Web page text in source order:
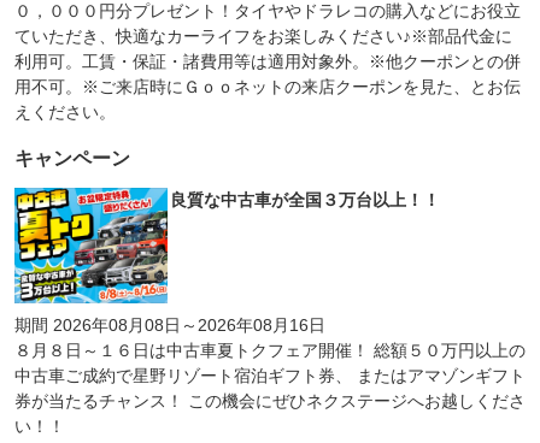
０，０００円分プレゼント！タイヤやドラレコの購入などにお役立
ていただき、快適なカーライフをお楽しみください♪※部品代金に
利用可。工賃・保証・諸費用等は適用対象外。※他クーポンとの併
用不可。※ご来店時にＧｏｏネットの来店クーポンを見た、とお伝
えください。
キャンペーン
良質な中古車が全国３万台以上！！
期間 2026年08月08日～2026年08月16日
８月８日～１６日は中古車夏トクフェア開催！ 総額５０万円以上の
中古車ご成約で星野リゾート宿泊ギフト券、 またはアマゾンギフト
券が当たるチャンス！ この機会にぜひネクステージへお越しくださ
い！！